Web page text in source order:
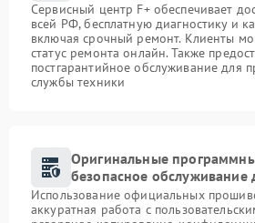
Сервисный центр F+ обеспечивает
всей РФ, бесплатную диагностику и
включая срочный ремонт. Клиенты
статус ремонта онлайн. Также
постгарантийное обслуживание для
службы техники
Оригинальные
безопасное обслуживание
Использование официальных
аккуратная работа с